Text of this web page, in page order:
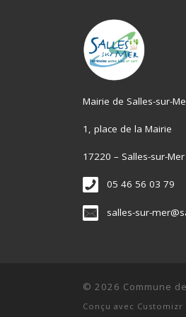
Mairie de Salles-sur-
1, place de la Mairie
17220 – Salles-sur-Mer
05 46 56 03 79
salles-sur-
© 2026 Commune
Conçu avec Customizr